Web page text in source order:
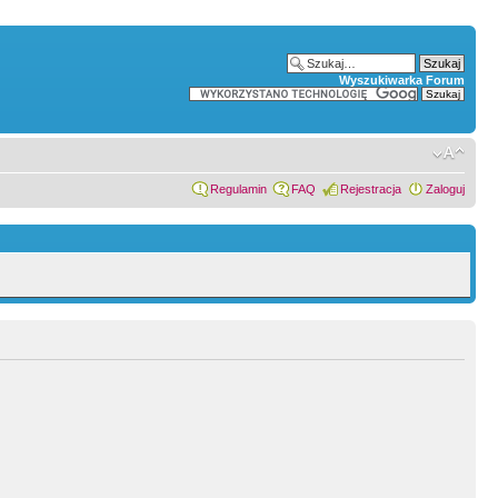
Wyszukiwarka Forum
Regulamin FAQ Rejestracja Zaloguj